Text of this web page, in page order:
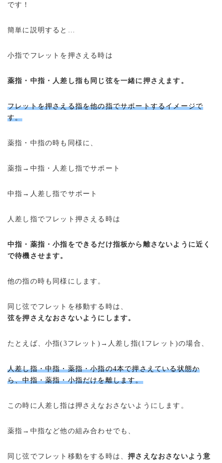
です！
簡単に説明すると…
小指でフレットを押さえる時は
薬指・中指・人差し指も同じ弦を一緒に押さえます。
フレットを押さえる指を他の指でサポートするイメージで
す。
薬指・中指の時も同様に、
薬指→中指・人差し指でサポート
中指→人差し指でサポート
人差し指でフレット押さえる時は
中指・薬指・小指をできるだけ指板から離さないように近く
で待機させます。
他の指の時も同様にします。
同じ弦でフレットを移動する時は、
弦を押さえなおさないようにします。
たとえば、小指(3フレット)→人差し指(1フレット)の場合、
人差し指・中指・薬指・小指の4本で押さえている状態か
ら、中指・薬指・小指だけを離します。
この時に人差し指は押さえなおさないようにします。
薬指→中指など他の組み合わせでも、
同じ弦でフレット移動をする時は、押さえなおさないよう意